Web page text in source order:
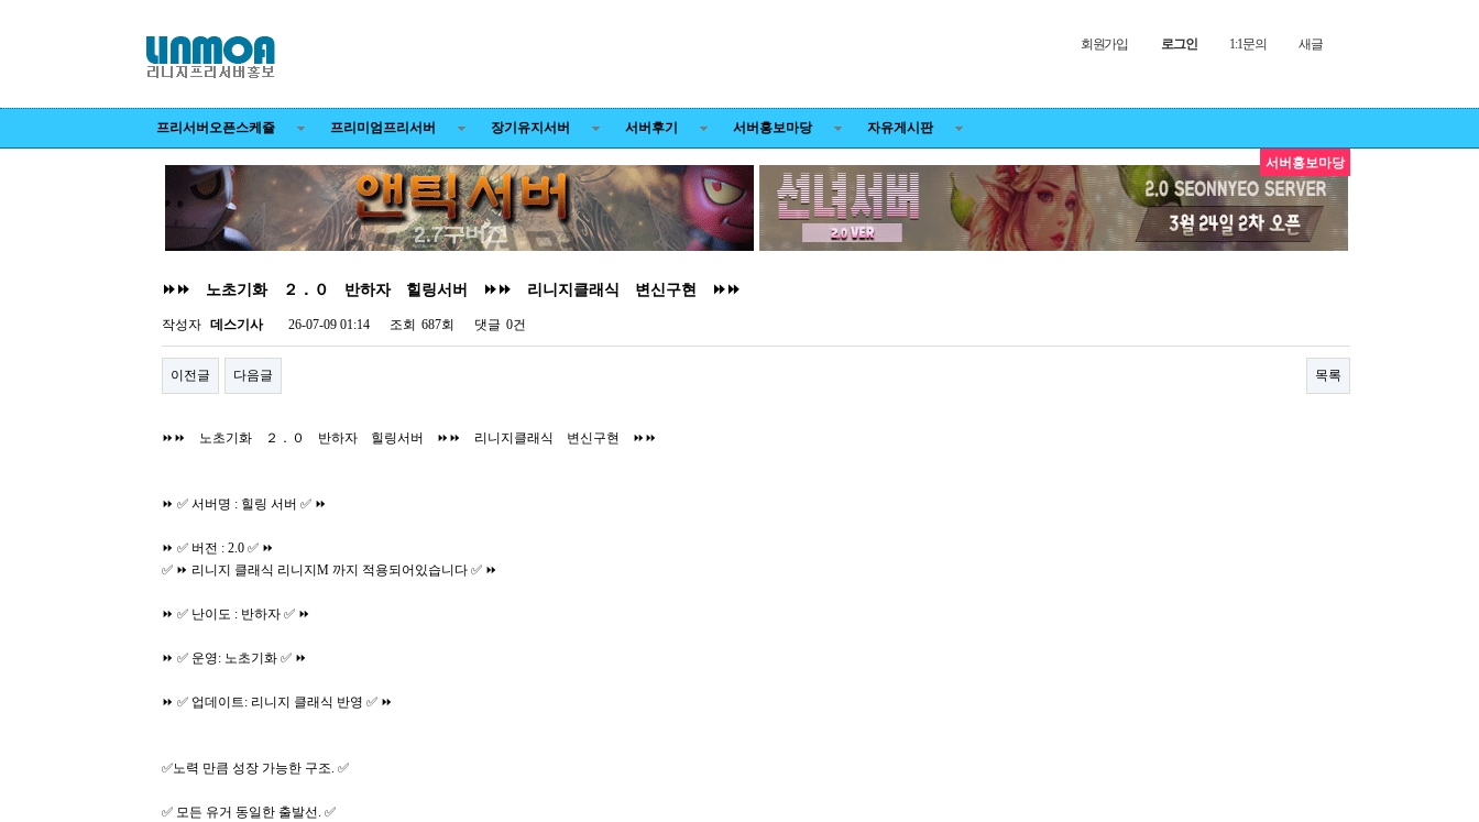
회원가입 로그인 1:1문의 새글
프리서버오픈스케쥴 프리미엄프리서버 장기유지서버 서버후기 서버홍보마당 자유게시판
서버홍보마당
⏩⏩ 노초기화 ２．０ 반하자 힐링서버 ⏩⏩ 리니지클래식 변신구현 ⏩⏩
작성자 데스기사 26-07-09 01:14 조회 687회 댓글 0건
이전글 다음글 목록
⏩⏩ 노초기화 ２．０ 반하자 힐링서버 ⏩⏩ 리니지클래식 변신구현 ⏩⏩
⏩ ✅ 서버명 : 힐링 서버 ✅ ⏩
⏩ ✅ 버전 : 2.0 ✅ ⏩
✅ ⏩ 리니지 클래식 리니지M 까지 적용되어있습니다 ✅ ⏩
⏩ ✅ 난이도 : 반하자 ✅ ⏩
⏩ ✅ 운영: 노초기화 ✅ ⏩
⏩ ✅ 업데이트: 리니지 클래식 반영 ✅ ⏩
✅노력 만큼 성장 가능한 구조. ✅
✅ 모든 유거 동일한 출발선. ✅